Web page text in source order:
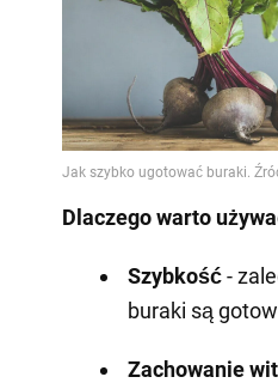
Dlaczego warto
Szybkość-
buraki są
Zachowanie